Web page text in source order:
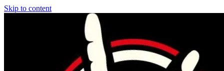
Skip to content